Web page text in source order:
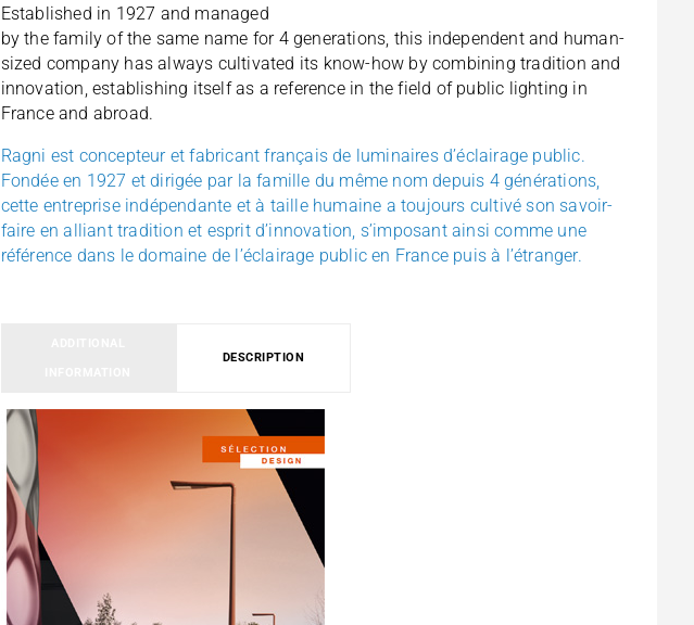
Established in 1927 and managed
by the family of the same name for 4 generations, this independent and human-
sized company has always cultivated its know-how by combining tradition and
innovation, establishing itself as a reference in the field of public lighting in
France and abroad.
Ragni est concepteur et fabricant français de luminaires d’éclairage public.
Fondée en 1927 et dirigée par lafamille du même nom depuis 4 générations,
cette entreprise indépendante et à taille humaine a toujours cultivé son savoir-
faire en alliant tradition et esprit d’innovation, s’imposant ainsi comme une
référence dans le domaine de l’éclairage public en France puis à l’étranger.
DESCRIPTION